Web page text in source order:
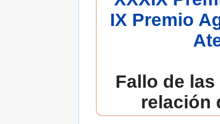
IX Premio
Fallo de
relación